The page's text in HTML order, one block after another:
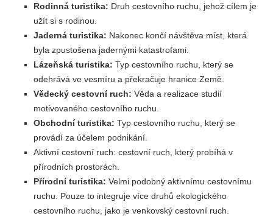
Rodinná turistika: Druh cestovního ruchu, jehož cílem je
užít si s rodinou.
Jaderná turistika: Nakonec končí návštěva míst, která
byla zpustošena jadernými katastrofami.
Lázeňská turistika: Typ cestovního ruchu, který se
odehrává ve vesmíru a překračuje hranice Země.
Vědecký cestovní ruch: Věda a realizace studií
motivovaného cestovního ruchu.
Obchodní turistika: Typ cestovního ruchu, který se
provádí za účelem podnikání.
Aktivní cestovní ruch: cestovní ruch, který probíhá v
přírodních prostorách.
Přírodní turistika: Velmi podobný aktivnímu cestovnímu
ruchu. Pouze to integruje více druhů ekologického
cestovního ruchu, jako je venkovský cestovní ruch.